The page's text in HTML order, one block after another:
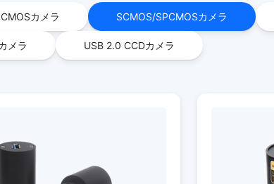
カメラ SCMOS/SPCMOSカメラ
メラ USB 2.0 CCDカメラ